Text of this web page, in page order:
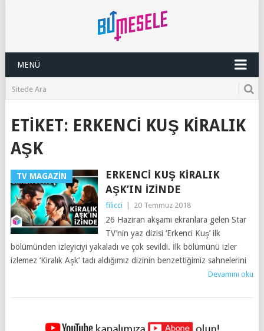
MENÜ
ETIKET: ERKENCI KUŞ KIRALIK
AŞK
TV MAGAZIN
ERKENCI KUŞ KIRALIK
AŞK’IN İZINDE
filicci 20 Temmuz 2018
26 Haziran akşamı ekranlara gelen Star
TV’nin yaz dizisi ‘Erkenci Kuş’ ilk
bölümünden izleyiciyi yakaladı ve çok sevildi. İlk bölümünü izler
izlemez ‘Kiralık Aşk’ tadı aldığımız dizinin benzettiğimiz sahnelerini
Devamını oku
YAZILAR